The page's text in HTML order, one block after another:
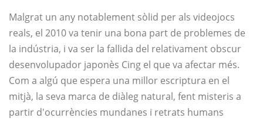
Malgrat un any notablement sòlid per als videojocs
reals, el 2010 va tenir una bona part de problemes de
la indústria, i va ser la fallida del relativament obscur
desenvolupador japonès Cing el que va afectar més.
Com a algú que espera una millor escriptura en el
mitjà, la seva marca de diàleg natural, fent misteris a
partir d'ocurrències mundanes i retrats humans